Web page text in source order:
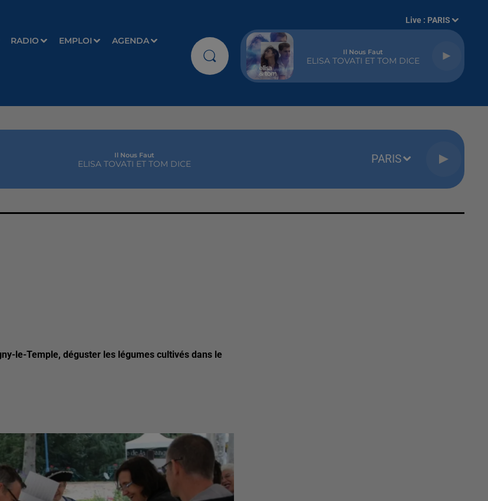
RADIO EMPLOI AGENDA
Live : PARIS
Il Nous Faut
ELISA TOVATI ET TOM DICE
Il Nous Faut
ELISA TOVATI ET TOM DICE PARIS
le-Temple, déguster les légumes cultivés dans le